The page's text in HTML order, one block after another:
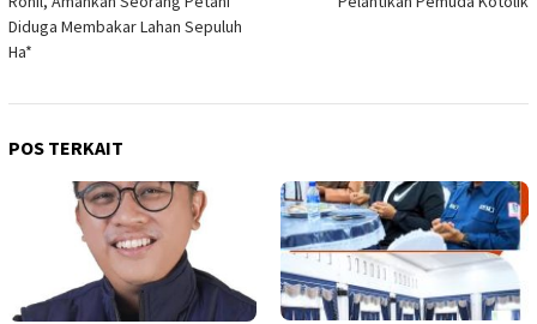
Diduga Membakar Lahan Sepuluh
Ha*
POS TERKAIT